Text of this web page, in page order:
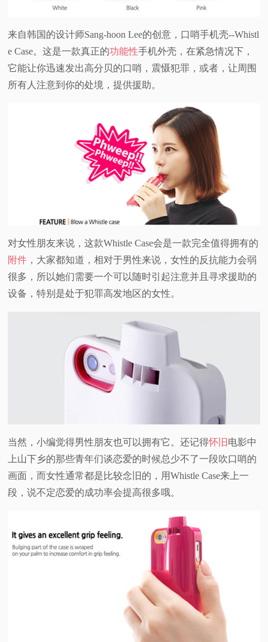
题
来自韩国的设计师Sang-hoon Lee的创意，口哨手机壳--Whistl
e Case。这是一款真正的功能性手机外壳，在紧急情况下，
它能让你迅速发出高分贝的口哨，震慑犯罪，或者，让周围
所有人注意到你的处境，提供援助。
对女性朋友来说，这款Whistle Case会是一款完全值得拥有的
附件 ，大家都知道，相对于男性来说，女性的反抗能力会弱
很多，所以她们需要一个可以随时引起注意并且寻求援助的
设备，特别是处于犯罪高发地区的女性。
当然，小编觉得男性朋友也可以拥有它。还记得怀旧 电影中
上山下乡的那些青年们谈恋爱的时候总少不了一段吹口哨的
画面，而女性通常都是比较念旧的，用Whistle Case来上一
段，说不定恋爱的成功率会提高很多哦。